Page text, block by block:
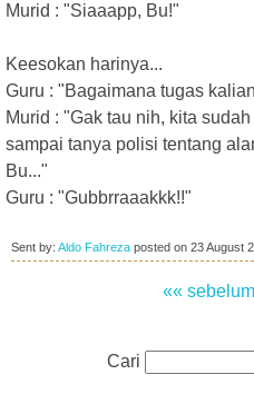
Murid : "Siaaapp, Bu!"
Keesokan harinya...
Guru : "Bagaimana tugas
Murid : "Gak tau nih, kita
sampai tanya polisi tentang
Bu..."
Guru : "Gubbrraaakkk!!"
Sent by: Aldo Fahreza posted on 23 August
«« sebelum
Cari